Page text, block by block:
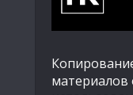
материалов